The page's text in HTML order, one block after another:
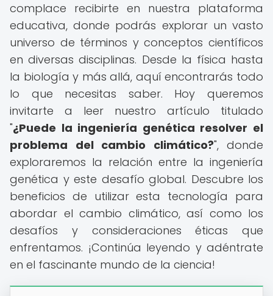
complace recibirte en nuestra plataforma
educativa, donde podrás explorar un vasto
universo de términos y conceptos científicos
en diversas disciplinas. Desde la física hasta
la biología y más allá, aquí encontrarás todo
lo que necesitas saber. Hoy queremos
invitarte a leer nuestro artículo titulado
"¿Puede la ingeniería genética resolver el
problema del cambio climático?", donde
exploraremos la relación entre la ingeniería
genética y este desafío global. Descubre los
beneficios de utilizar esta tecnología para
abordar el cambio climático, así como los
desafíos y consideraciones éticas que
enfrentamos. ¡Continúa leyendo y adéntrate
en el fascinante mundo de la ciencia!